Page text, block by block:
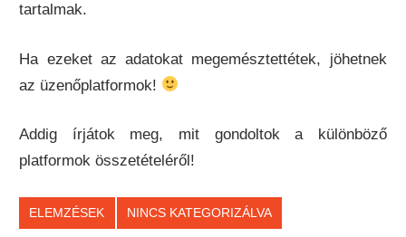
tartalmak.
Ha ezeket az adatokat megemésztettétek, jöhetnek
az üzenőplatformok!
Addig írjátok meg, mit gondoltok a különböző
platformok összetételéről!
ELEMZÉSEK NINCS KATEGORIZÁLVA